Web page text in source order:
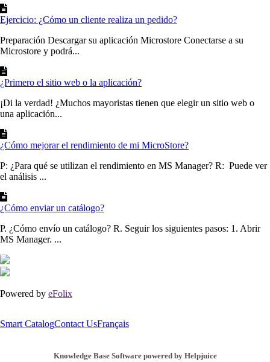
Ejercicio: ¿Cómo un cliente realiza un pedido?
Preparación Descargar su aplicación Microstore Conectarse a su
Microstore y podrá...
¿Primero el sitio web o la aplicación?
¡Di la verdad! ¿Muchos mayoristas tienen que elegir un sitio web o
una aplicación...
¿Cómo mejorar el rendimiento de mi MicroStore?
P: ¿Para qué se utilizan el rendimiento en MS Manager? R: Puede ver
el análisis ...
¿Cómo enviar un catálogo?
P. ¿Cómo envío un catálogo? R. Seguir los siguientes pasos: 1. Abrir
MS Manager. ...
Powered by eFolix
Smart CatalogContact UsFrançais
Knowledge Base Software powered by Helpjuice